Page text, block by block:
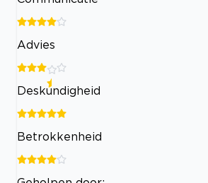
Advies
Deskundigheid
Betrokkenheid